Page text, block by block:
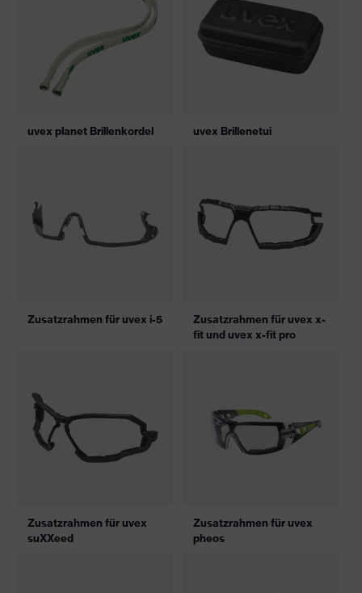
uvex planet Brillenkordel uvex Brillenetui
Zusatzrahmen für uvex i-5
Zusatzrahmen für uvex x-
fit und uvex x-fit pro
Zusatzrahmen für uvex
suXXeed
Zusatzrahmen für uvex
pheos